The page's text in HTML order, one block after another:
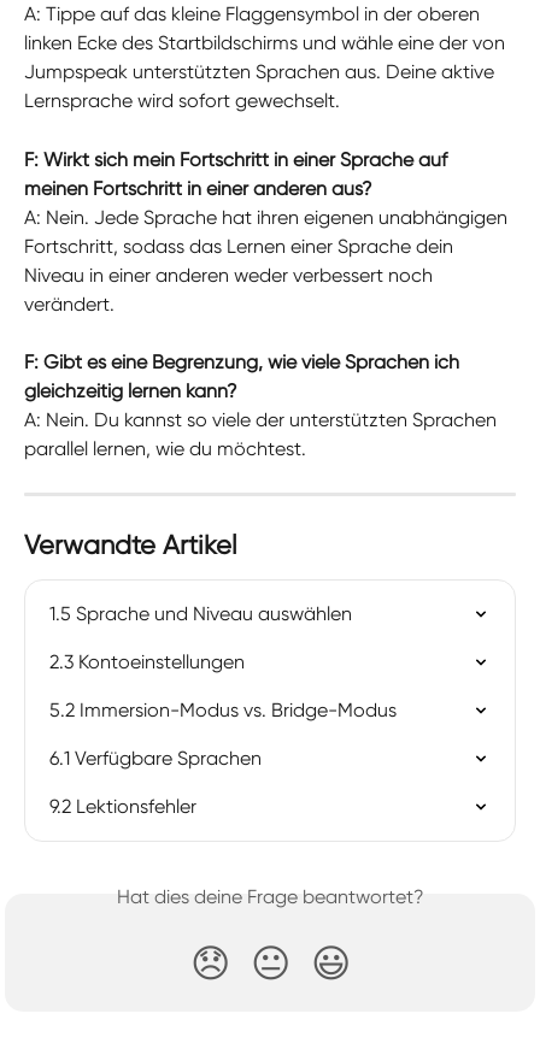
A: Tippe auf das kleine Flaggensymbol in der oberen
linken Ecke des Startbildschirms und wähle eine der von
Jumpspeak unterstützten Sprachen aus. Deine aktive
Lernsprache wird sofort gewechselt.
F: Wirkt sich mein Fortschritt in einer Sprache auf
meinen Fortschritt in einer anderen aus?
A: Nein. Jede Sprache hat ihren eigenen unabhängigen
Fortschritt, sodass das Lernen einer Sprache dein
Niveau in einer anderen weder verbessert noch
verändert.
F: Gibt es eine Begrenzung, wie viele Sprachen ich
gleichzeitig lernen kann?
A: Nein. Du kannst so viele der unterstützten Sprachen
parallel lernen, wie du möchtest.
Verwandte Artikel
1.5 Sprache und Niveau auswählen
2.3 Kontoeinstellungen
5.2 Immersion-Modus vs. Bridge-Modus
6.1 Verfügbare Sprachen
9.2 Lektionsfehler
Hat dies deine Frage beantwortet?
😞 😐 😃